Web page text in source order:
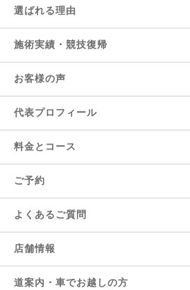
選ばれる理由
施術実績・競技復帰
お客様の声
代表プロフィール
料金とコース
ご予約
よくあるご質問
店舗情報
道案内・車でお越しの方